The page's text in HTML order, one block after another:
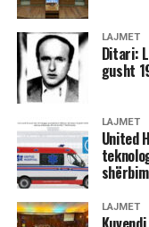
LAJMET
Ditari:
gusht
LAJMET
United
LAJMET